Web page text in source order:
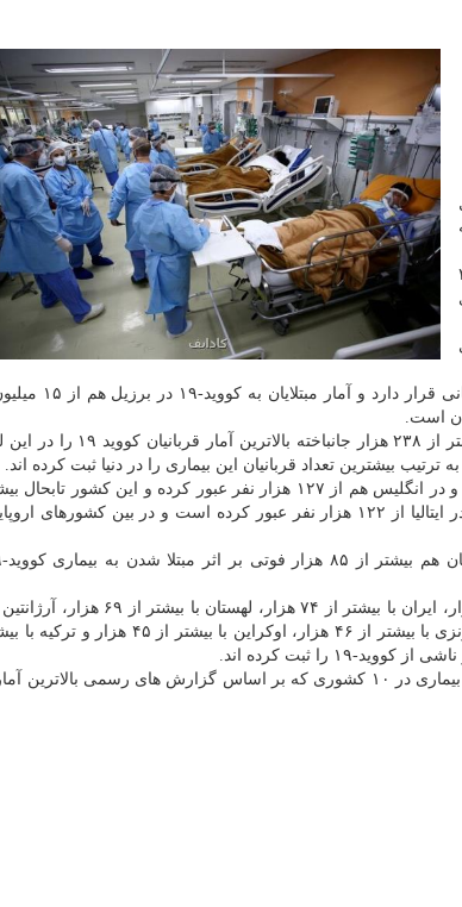
۲۲۰
هند هم با آمار بیشتر از ۲۱.۸ میلیون مبتلا بعد از آمریکا در رتبه دوم
است.
بعد از ایالات متحده، کشورهای برزیل با بیشتر از ۴۱۹ هزار و هند با بیشتر از ۲۳۸ هزار
بیشترین تعداد قربانیان این بیماری را در دنیا ثبت کرده اند.
تعداد جانباختگان کووید-۱۹ در مکزیک بیشتر از ۲۱۸ هزار نفر اعلام شده و در انگلیس هم از ۱۲۷ هزار نفر عبور کرده و این
قربانیان کرونا را در اروپا داشته است. بعلاوه الان تعداد قربانیان کرونا در ایتالیا از ۱۲۲ هزار نفر عبور کرده است و در بین
هزار، پرو با بیشتر از ۶۳ هزار، آفریقای جنوبی با بیشتر از ۵۴ هزار، اندونزی با بیشتر از ۴۶ هزار، اوکراین با
به گزارش پایگاه اطلاع رسانی "ورلداُمتر"، شمار مبتلایان و قربانیان این بیماری در ۱۰ کشوری که بر اساس گزارش های رسمی